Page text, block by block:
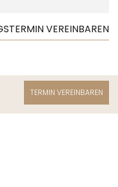
VEREINBAREN
TERMIN VEREINBAREN